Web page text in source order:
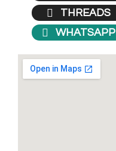
THREADS
WHATSAPP